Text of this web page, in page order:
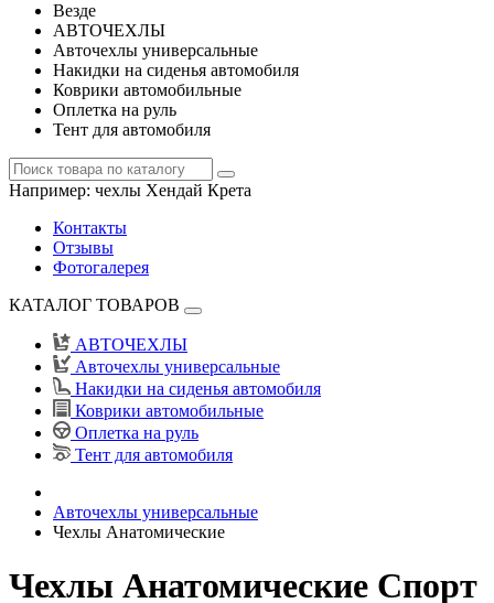
Везде
АВТОЧЕХЛЫ
Авточехлы универсальные
Накидки на сиденья автомобиля
Коврики автомобильные
Оплетка на руль
Тент для автомобиля
Например: чехлы Хендай Крета
Контакты
Отзывы
Фотогалерея
КАТАЛОГ ТОВАРОВ
АВТОЧЕХЛЫ
Авточехлы универсальные
Накидки на сиденья автомобиля
Коврики автомобильные
Оплетка на руль
Тент для автомобиля
Авточехлы универсальные
Чехлы Анатомические
Чехлы Анатомические Спорт